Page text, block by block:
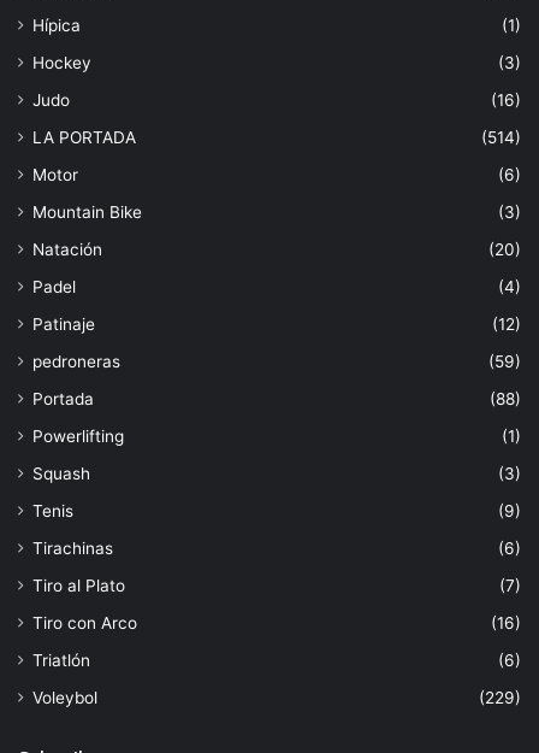
Hípica
(1)
Hockey
(3)
Judo
(16)
LA PORTADA
(514)
Motor
(6)
Mountain Bike
(3)
Natación
(20)
Padel
(4)
Patinaje
(12)
pedroneras
(59)
Portada
(88)
Powerlifting
(1)
Squash
(3)
Tenis
(9)
Tirachinas
(6)
Tiro al Plato
(7)
Tiro con Arco
(16)
Triatlón
(6)
Voleybol
(229)